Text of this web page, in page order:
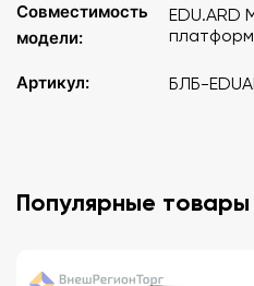
Совместимость
модели:
EDU.ARD
Артикул: БЛБ-
Популярные товары